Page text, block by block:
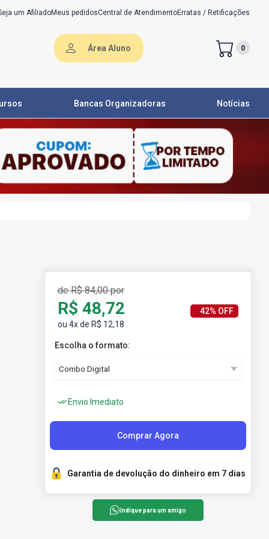
um AfiliadoMeus pedidosCentral de AtendimentoErratas / Retificações
Área Aluno 0
Bancas Organizadoras Notícias
de R$ 84,00 por
R$ 48,72
ou 4x de R$ 12,18
42% OFF
Escolha o formato:
Envio Imediato
Comprar Agora
Garantia de devolução do dinheiro em 7 dias
Indique para um amigo